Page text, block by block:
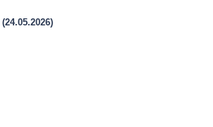
(24.05.2026)